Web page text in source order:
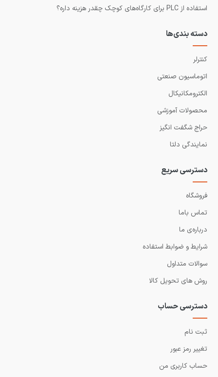
استفاده از PLC برای کارگاه‌های کوچک چقدر هزینه داره؟
دسته بندی‌ها
کنترلر
اتوماسیون صنعتی
الکترومکانیکال
محصولات آموزشی
حراج شگفت انگیز
نمایندگی دلتا
دسترسی سریع
فروشگاه
تماس باما
درباره‌ی ما
شرایط و ضوابط استفاده
سوالات متداول
روش های تحویل کالا
دسترسی حساب
ثبت نام
تغییر رمز عبور
حساب کاربری من